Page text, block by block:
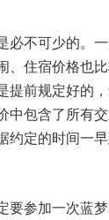
必不可少的。
、住宿价格也
提前规定好的
中包含了所有
约定的时间一
参加一次蓝梦